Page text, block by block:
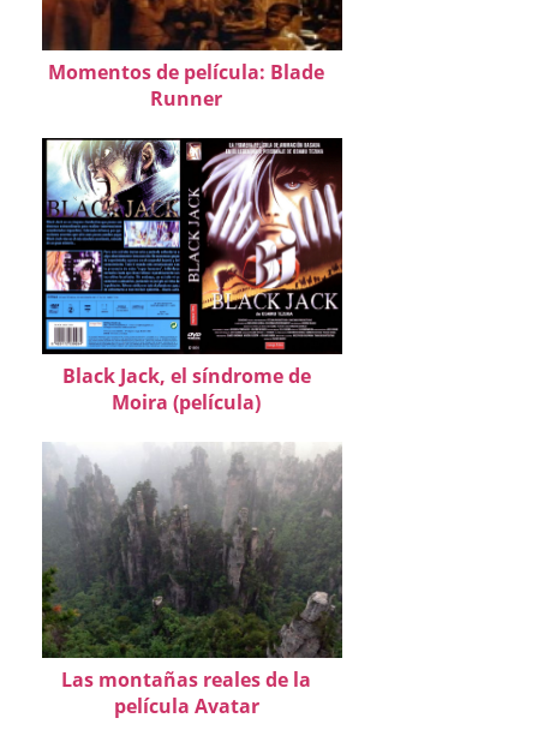
Momentos de película: Blade
Runner
Black Jack, el síndrome de
Moira (película)
Las montañas reales de la
película Avatar